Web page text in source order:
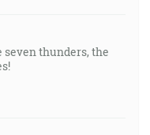
thunders, the